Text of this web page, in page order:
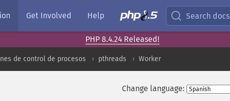
Get Involved Help Search docs
PHP 8.4.24 Released!
de control de procesos pthreads Worker
Change language: